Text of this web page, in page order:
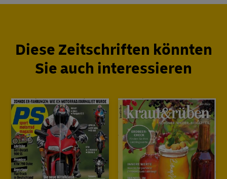
Diese Zeitschriften könnten
Sie auch interessieren